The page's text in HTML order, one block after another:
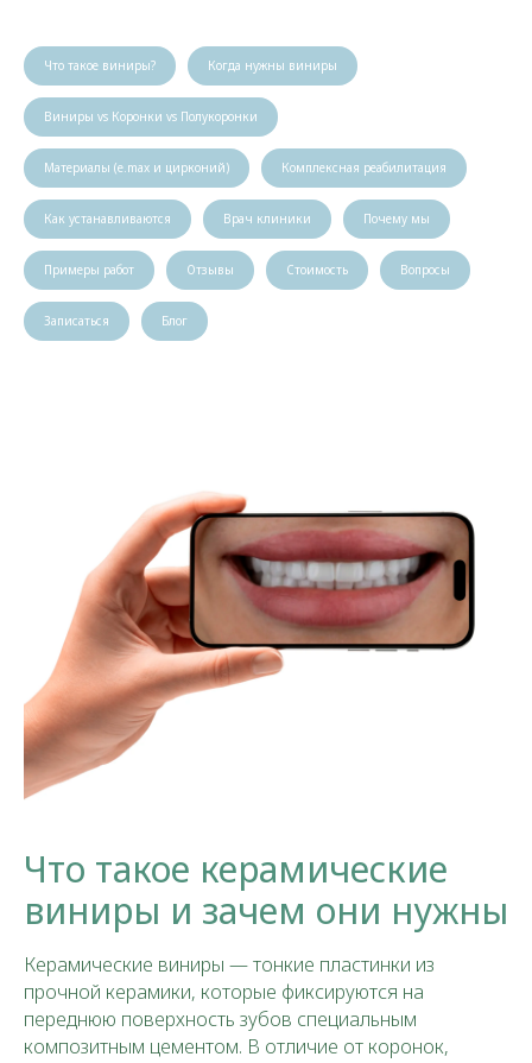
Что такое виниры? Когда нужны виниры
Виниры vs Коронки vs Полукоронки
Материалы (e.max и цирконий) Комплексная реабилитация
Как устанавливаются Врач клиники Почему мы
Примеры работ Отзывы Стоимость Вопросы
Записаться Блог
Что такое керамические
виниры и зачем они нужны
Керамические виниры — тонкие пластинки из
прочной керамики, которые фиксируются на
переднюю поверхность зубов специальным
композитным цементом. В отличие от коронок,